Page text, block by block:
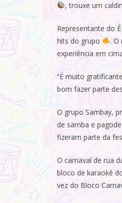
, trouxe um
Representante do
hits do grupo
. O
experiência em
“É muito
bom fazer parte
O grupo Sambay,
de samba e
fizeram parte da
O carnaval de rua
bloco de karaokê
vez do Bloco